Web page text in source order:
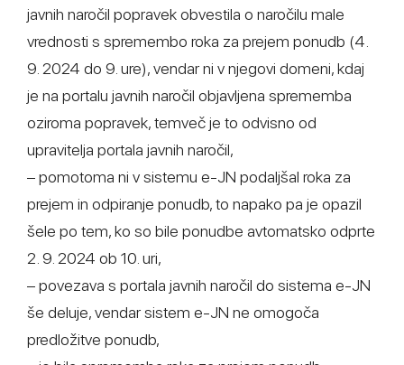
javnih naročil popravek obvestila o naročilu male
vrednosti s spremembo roka za prejem ponudb (4.
9. 2024 do 9. ure), vendar ni v njegovi domeni, kdaj
je na portalu javnih naročil objavljena sprememba
oziroma popravek, temveč je to odvisno od
upravitelja portala javnih naročil,
– pomotoma ni v sistemu e-JN podaljšal roka za
prejem in odpiranje ponudb, to napako pa je opazil
šele po tem, ko so bile ponudbe avtomatsko odprte
2. 9. 2024 ob 10. uri,
– povezava s portala javnih naročil do sistema e-JN
še deluje, vendar sistem e-JN ne omogoča
predložitve ponudb,